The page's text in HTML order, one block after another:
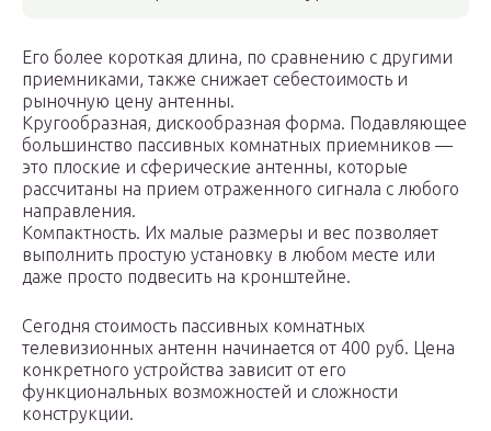
Его более короткая длина, по сравнению с другими
приемниками, также снижает себестоимость и
рыночную цену антенны.
Кругообразная, дискообразная форма. Подавляющее
большинство пассивных комнатных приемников —
это плоские и сферические антенны, которые
рассчитаны на прием отраженного сигнала с любого
направления.
Компактность. Их малые размеры и вес позволяет
выполнить простую установку в любом месте или
даже просто подвесить на кронштейне.
Сегодня стоимость пассивных комнатных
телевизионных антенн начинается от 400 руб. Цена
конкретного устройства зависит от его
функциональных возможностей и сложности
конструкции.